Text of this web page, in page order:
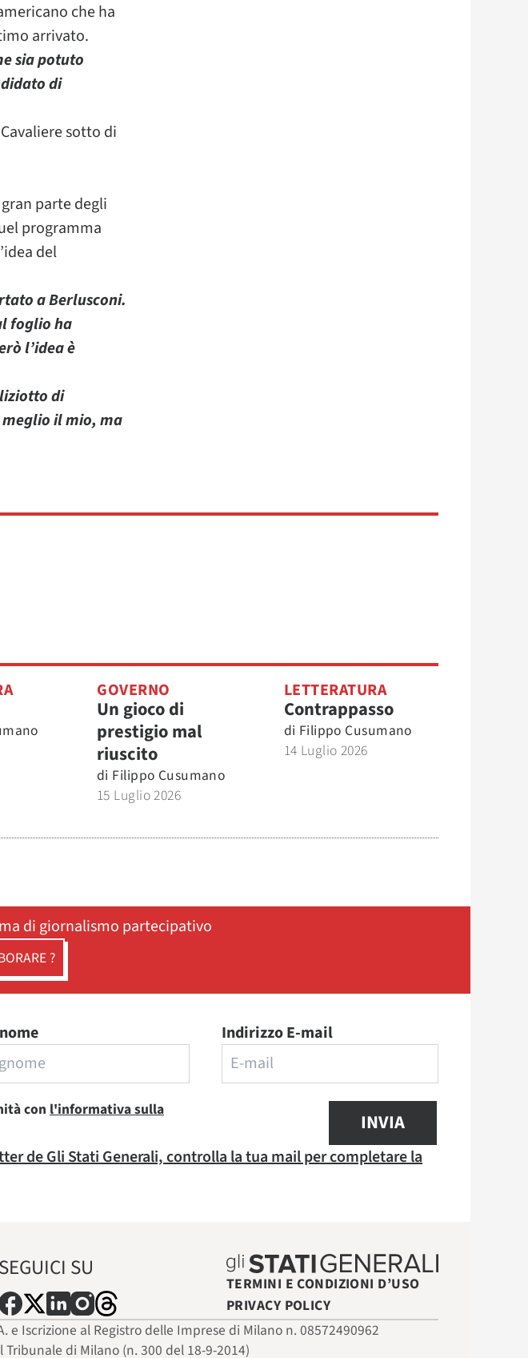
che ha
arrivato.
sia potuto
di
sotto di
parte degli
programma
del
a Berlusconi.
foglio ha
l’idea è
di
il mio, ma
GOVERNO
Un gioco di
prestigio mal
riuscito
di Filippo Cusumano
15 Luglio 2026
LETTERATURA
Contrappasso
di Filippo Cusumano
14 Luglio 2026
di giornalismo partecipativo
?
Indirizzo E-mail
con l'informativa sulla
INVIA
de Gli Stati Generali, controlla la tua mail per completare la
SEGUICI SU
TERMINI E CONDIZIONI D’USO
PRIVACY POLICY
e Iscrizione al Registro delle Imprese di Milano n. 08572490962
di Milano (n. 300 del 18-9-2014)